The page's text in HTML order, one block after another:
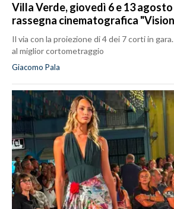
Villa Verde, giovedì 6 e 13
rassegna cinematografica
Il via con la proiezione di 4 dei 7 corti in
al miglior cortometraggio
Giacomo Pala